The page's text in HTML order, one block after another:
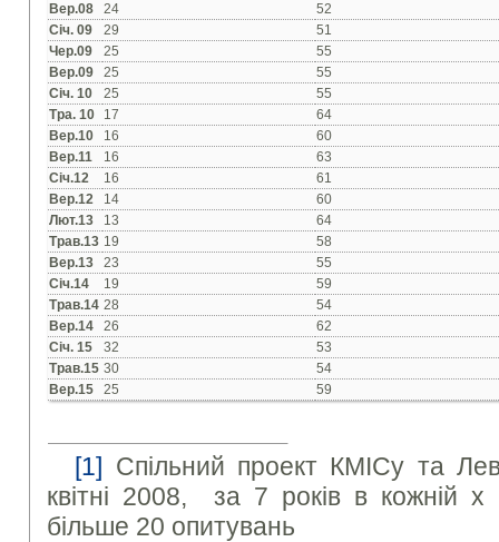
Вер.08
24
52
Січ. 09
29
51
Чер.09
25
55
Вер.09
25
55
Січ. 10
25
55
Тра. 10
17
64
Вер.10
16
60
Вер.11
16
63
Січ.12
16
61
Вер.12
14
60
Лют.13
13
64
Трав.13 19
58
Вер.13
23
55
Січ.14
19
59
Трав.14 28
54
Вер.14
26
62
Січ. 15
32
53
Трав.15 30
54
Вер.15
25 59
[1] Спільний проект КМІСу та
квітні 2008, за 7 років в кожній х
більше 20 опитувань